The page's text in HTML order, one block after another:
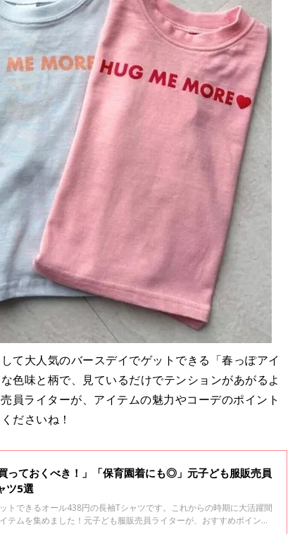
て大人気のバースデイでゲットできる「春っぽアイ
色味と柄で、見ているだけでテンションがあがるよ
員ライターが、アイテムの魅力やコーデのポイント
ださいね！
っておくべき！」「保育園着にも◎」元子ども服販売員
ツ5選
トできるオール438円の長袖Tシャツです。これからの時期に大活躍間
テムを集めました！元子ども服販売員ライターが、おすすめポイント